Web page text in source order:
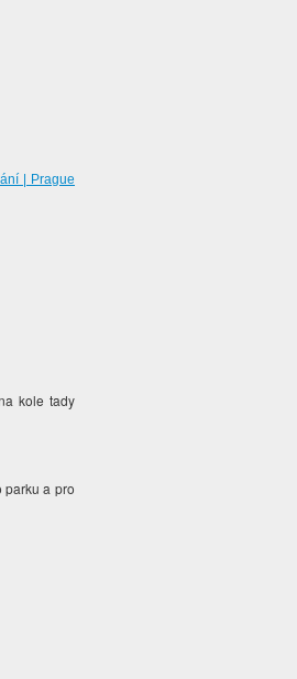
| Prague
kole tady
parku a pro